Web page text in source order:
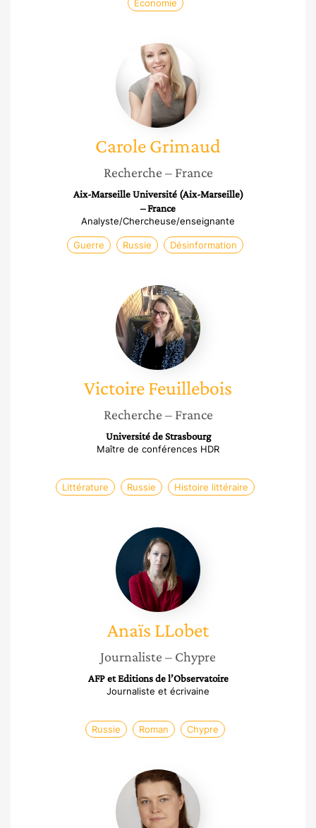
Économie
Carole
Grimaud
CaroleGrimaud
Recherche – France
Aix-Marseille Université (Aix-Marseille)
– France
Analyste/Chercheuse/enseignante
Guerre Russie Désinformation
Victoire
Feuillebois
VictoireFeuillebois
Recherche – France
Université de Strasbourg
Maître de conférences HDR
Littérature Russie Histoire littéraire
Anaïs
LLobet
Anaïs LLobet
Journaliste – Chypre
AFP et Editions de l’Observatoire
Journaliste et écrivaine
Russie Roman Chypre
Vira
Ratsiborynska